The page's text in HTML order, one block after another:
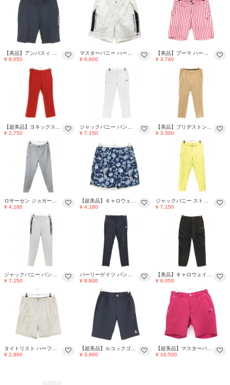
【美品】アンパスィ ハーフパンツ ネイビー×白 ロゴ刺しゅう ウエスト後ろゴム ストレッチ メンズ M ゴルフウェア and per se
¥ 6,050
マスターバニー ハーフパンツ 白×黒 ロゴプリント ウエストゴム 裏地付 メンズ 4(M) ゴルフウェア MASTER BUNNY EDITION
¥ 6,600
【美品】プーマ ハーフパンツ 白×ピンク ストライプ サッカー生地 ロゴ刺しゅう メンズ 88 ゴルフウェア PUMA
¥ 3,740
【超美品】ヨネックス パンツ レッド メッシュ生地 サイドライン バックロゴ メンズ 82 ゴルフウェア YONEX
¥ 2,750
ジャックバニー パンツ 白 ストレッチ ウエストゴム 裏地付 メンズ 4(M) ゴルフウェア 2025年モデル Jack Bunny
¥ 7,150
【美品】ブリヂストン パンツ ライトブラウン ロゴ刺しゅう ストレッチ メンズ 92 ゴルフウェア Bridgestone
¥ 3,300
ロサーセン ジョガーパンツ グレー 後ポケットカモフラライン ウエスト調整紐 メンズ 79 ゴルフウェア Rosasen
¥ 4,180
【超美品】キャロウェイ ショートパンツ ネイビー×白 花柄 レディース M ゴルフウェア Callaway
¥ 4,180
ジャックバニー ストレッチパンツ イエロー エンボスロゴ メンズ 5(L) ゴルフウェア 2025年モデル Jack Bunny
¥ 7,150
ジャックバニー パンツ ライトグレー×黒 ストレッチ ウエストゴム メンズ 5(L) ゴルフウェア 2026年モデル Jack Bunny
¥ 7,150
パーリーゲイツ パンツ ダークネイビー ニコちゃん スマイル 褪せ メンズ 5 ゴルフウェア 2024年モデル PEARLY GATES
¥ 8,800
【美品】キャロウェイ パンツ 黒 裾ドローコード ストレッチ メンズ M ゴルフウェア 2025年モデル Callaway
¥ 6,050
タイトリスト ハーフパンツ ライトベージュ ロゴ刺しゅう メンズ 91 ゴルフウェア TITLEIST
¥ 2,860
【超美品】ルコックゴルフ ハーフパンツ ネイビー×黒 チェック サッカー生地 メンズ M ゴルフウェア le coq sportif
¥ 3,960
【超美品】マスターバニー ハーフパンツ ピンク 総柄 ロゴ黒 メンズ 46(M) ゴルフウェア 2025年モデル MASTER BUNNY EDITION
¥ 16,500